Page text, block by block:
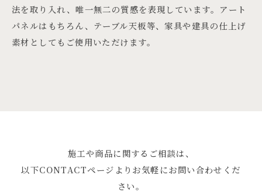
法を取り入れ、唯一無二の質感を表現しています。アート
パネルはもちろん、テーブル天板等、家具や建具の仕上げ
素材としてもご使用いただけます。
施工や商品に関するご相談は、
以下CONTACTページよりお気軽にお問い合わせくだ
さい。